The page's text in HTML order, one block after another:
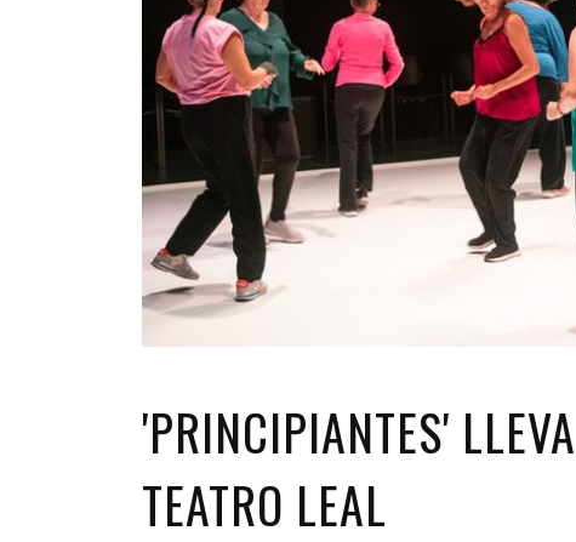
GASTRO
'PRINCIPIANTES'
TEATRO LEAL